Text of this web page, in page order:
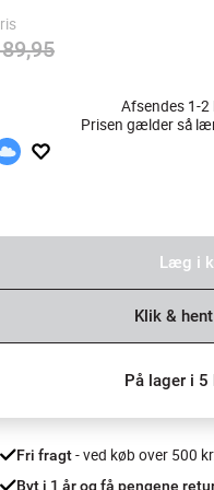
Afsendes 1-2
Prisen gælder så
Læg i
Klik &
På lager i 5
Fri fragt - ved køb over 500
Byt i 1 år og få pengene